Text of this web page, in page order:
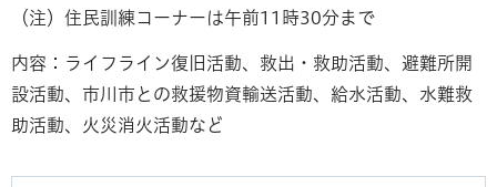
（注）住民訓練コーナーは午前11時30分まで
内容：ライフライン復旧活動、救出・救助活動、避難所開
設活動、市川市との救援物資輸送活動、給水活動、水難救
助活動、火災消火活動など